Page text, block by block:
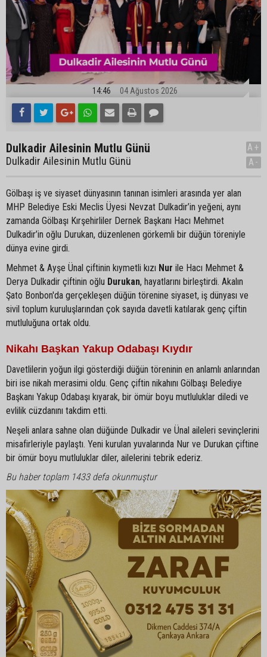
14:46 04 Ağustos 2026
Dulkadir Ailesinin Mutlu Günü
Dulkadir Ailesinin Mutlu Günü
A+
A-
Gölbaşı iş ve siyaset dünyasının tanınan isimleri arasında yer alan
MHP Belediye Eski Meclis Üyesi Nevzat Dulkadir’in yeğeni, aynı
zamanda Gölbaşı Kırşehirliler Dernek Başkanı Hacı Mehmet
Dulkadir’in oğlu Durukan, düzenlenen görkemli bir düğün töreniyle
dünya evine girdi.
Mehmet & Ayşe Ünal çiftinin kıymetli kızı Nur ile Hacı Mehmet &
Derya Dulkadir çiftinin oğlu Durukan, hayatlarını birleştirdi. Akalın
Şato Bonbon'da gerçekleşen düğün törenine siyaset, iş dünyası ve
sivil toplum kuruluşlarından çok sayıda davetli katılarak genç çiftin
mutluluğuna ortak oldu.
Nikahı Başkan Yakup Odabaşı Kıydır
Davetlilerin yoğun ilgi gösterdiği düğün töreninin en anlamlı anlarından
biri ise nikah merasimi oldu. Genç çiftin nikahını Gölbaşı Belediye
Başkanı Yakup Odabaşı kıyarak, bir ömür boyu mutluluklar diledi ve
evlilik cüzdanını takdim etti.
Neşeli anlara sahne olan düğünde Dulkadir ve Ünal aileleri sevinçlerini
misafirleriyle paylaştı. Yeni kurulan yuvalarında Nur ve Durukan çiftine
bir ömür boyu mutluluklar diler, ailelerini tebrik ederiz.
Bu haber toplam 1433 defa okunmuştur